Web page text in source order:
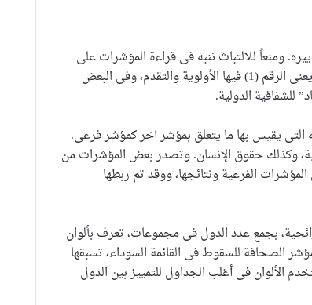
ومنعاً للالتباث ننبه فى قراءة المؤشرات على
أنها تختلف فى طريقة ترتيبها تصاعديا أو تنازلياً، حيث أن معظمها يعنى الرقم (1) فيها الأولوية والتقدم، وفى البعض
التى يقيس بها ما يتعلق بمؤشر آخر كمؤشر فرعى.
وكذلك حقوق الإنسان. وتصدر بعض المؤشرات من
الفرعية ونتائجها، ووقد تم ربطها
بجمع عدد الدول فى مجموعات، تعرف بألوان
الصحافة للسقوط فى القائمة السوداء، تسبقها
الألوان فى أغلب الجداول للتمييز بين الدول